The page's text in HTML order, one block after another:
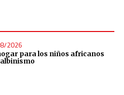
2026
para los niños africanos